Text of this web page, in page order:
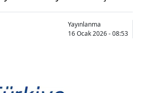
Bilecik
Yayınlanma
16 Ocak 2026 - 08:53